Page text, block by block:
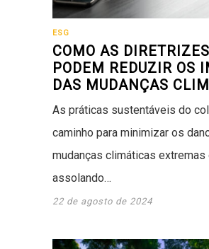
ESG
COMO AS
PODEM REDUZIR OS
DAS MUDANÇAS
As práticas sustentáveis do
caminho para minimizar os
mudanças climáticas extremas
assolando…
22 de agosto de 2024